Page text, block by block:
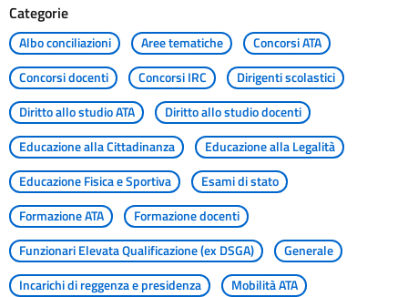
Categorie
Albo conciliazioni Aree tematiche
Concorsi ATA
Concorsi docenti
Concorsi IRC
Dirigenti scolastici
Diritto allo studio ATA
Diritto allo studio docenti
Educazione alla Cittadinanza
Educazione alla Legalità
Educazione Fisica e Sportiva
Esami di stato
Formazione ATA
Formazione docenti
Funzionari Elevata Qualificazione (ex DSGA)
Generale
Incarichi di reggenza e presidenza
Mobilità ATA